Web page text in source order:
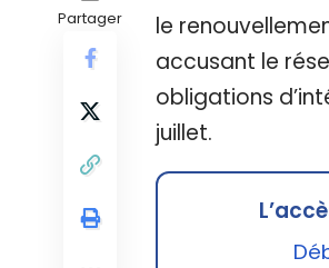
Partager
le
accusant le
obligations
juillet.